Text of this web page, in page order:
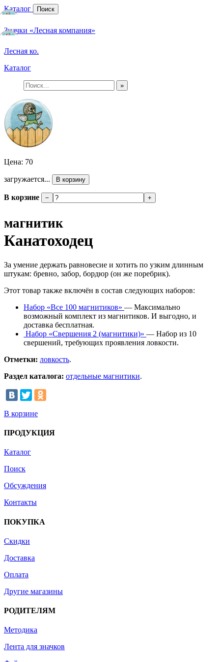
Каталог Поиск
Значки «Лесная компания»
Лесная ко.
Каталог
»
Цена: 70
загружается... В корзину
В корзине − +
магнитик
Канатоходец
За умение держать равновесие и хотить по узким длинным
штукам: бревно, забор, бордюр (он же поребрик).
Этот товар также включён в состав следующих наборов:
Набор «Все 100 магнитиков» — Максимально
возможный комплект из магнитиков. И выгодно, и
доставка бесплатная.
Набор «Свершения 2 (магнитики)» — Набор из 10
свершений, требующих проявления ловкости.
Отметки: ловкость.
Раздел каталога: отдельные магнитики.
В корзине
ПРОДУКЦИЯ
Каталог
Поиск
Обсуждения
Контакты
ПОКУПКА
Скидки
Доставка
Оплата
Другие магазины
РОДИТЕЛЯМ
Методика
Лента для значков